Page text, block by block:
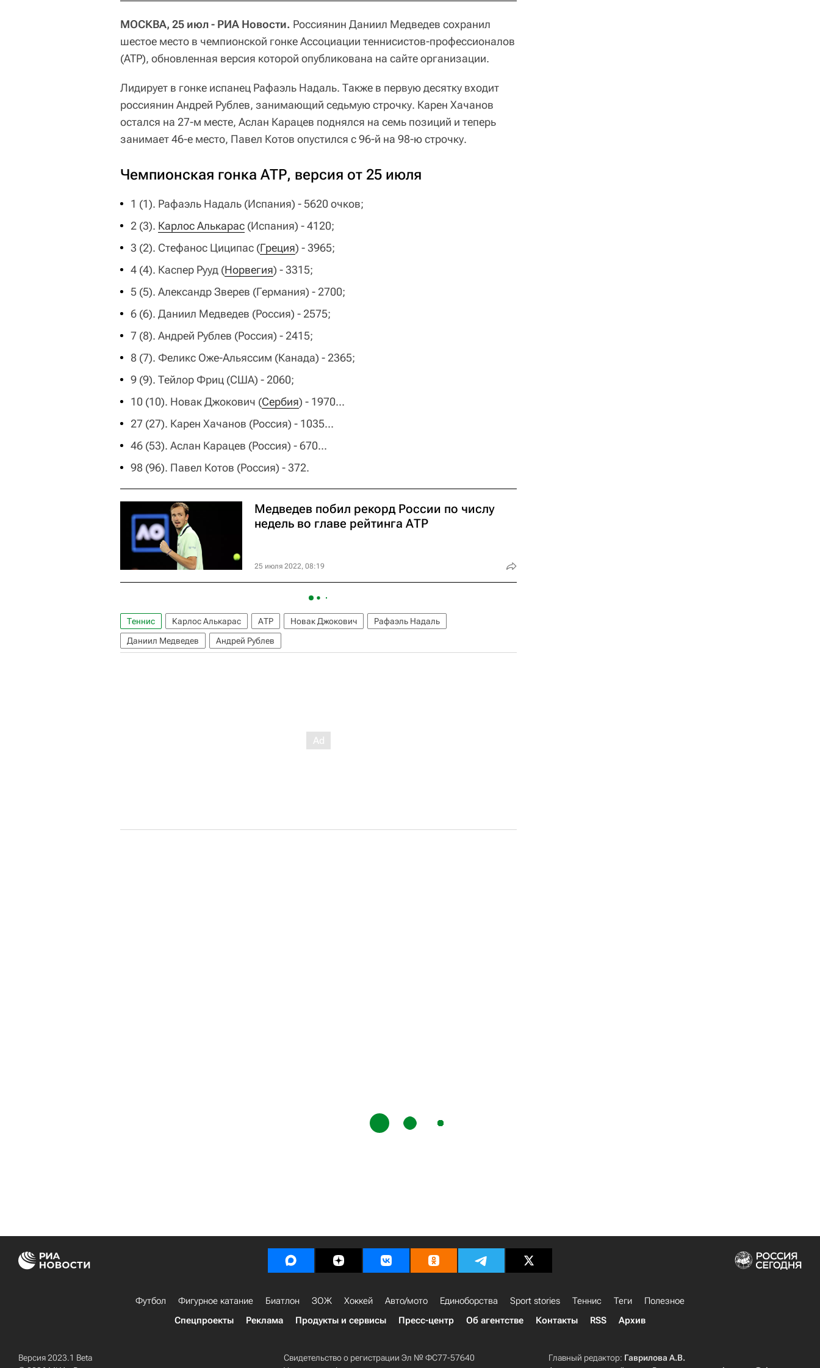
МОСКВА, 25 июл - РИА Новости. Россиянин Даниил Медведев сохранил
шестое место в чемпионской гонке Ассоциации теннисистов-профессионалов
(ATP), обновленная версия которой опубликована на сайте организации.
Лидирует в гонке испанец Рафаэль Надаль. Также в первую десятку входит
россиянин Андрей Рублев, занимающий седьмую строчку. Карен Хачанов
остался на 27-м месте, Аслан Карацев поднялся на семь позиций и теперь
занимает 46-е место, Павел Котов опустился с 96-й на 98-ю строчку.
Чемпионская гонка АТР, версия от 25 июля
1 (1). Рафаэль Надаль (Испания) - 5620 очков;
2 (3). Карлос Алькарас (Испания) - 4120;
3 (2). Стефанос Циципас (Греция) - 3965;
4 (4). Каспер Рууд (Норвегия) - 3315;
5 (5). Александр Зверев (Германия) - 2700;
6 (6). Даниил Медведев (Россия) - 2575;
7 (8). Андрей Рублев (Россия) - 2415;
8 (7). Феликс Оже-Альяссим (Канада) - 2365;
9 (9). Тейлор Фриц (США) - 2060;
10 (10). Новак Джокович (Сербия) - 1970...
27 (27). Карен Хачанов (Россия) - 1035...
46 (53). Аслан Карацев (Россия) - 670...
98 (96). Павел Котов (Россия) - 372.
Медведев побил рекорд России по числу
недель во главе рейтинга АТР
25 июля 2022, 08:19
Теннис Карлос Алькарас АТР Новак Джокович
Рафаэль Надаль
Даниил Медведев
Андрей Рублев
Футбол Фигурное катание Биатлон ЗОЖ Хоккей Авто/мото Единоборства Sport stories Теннис Теги
Полезное
Спецпроекты
Реклама Продукты и сервисы Пресс-центр Об агентстве Контакты RSS Архив
Версия 2023.1 Beta
Свидетельство о регистрации Эл № ФС77-57640
Главный редактор: Гаврилова А.В.